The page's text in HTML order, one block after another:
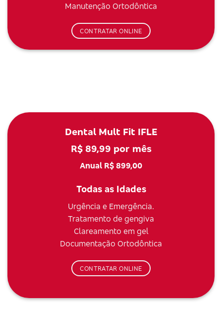
Manutenção Ortodôntica
CONTRATAR ONLINE
Dental Mult Fit IFLE
R$ 89,99 por mês
Anual R$ 899,00
Todas as Idades
Urgência e Emergência.
Tratamento de gengiva
Clareamento em gel
Documentação Ortodôntica
CONTRATAR ONLINE